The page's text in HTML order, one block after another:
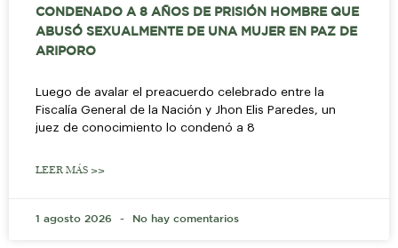
CONDENADO A 8 AÑOS DE PRISIÓN HOMBRE QUE
ABUSÓ SEXUALMENTE DE UNA MUJER EN PAZ DE
ARIPORO
Luego de avalar el preacuerdo celebrado entre la
Fiscalía General de la Nación y Jhon Elis Paredes, un
juez de conocimiento lo condenó a 8
LEER MÁS >>
1 agosto 2026 No hay comentarios